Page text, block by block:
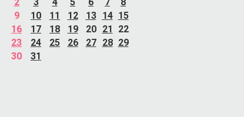
9
10 11 12 13 14 15
16
17 18 19 20 21
22
23
24 25 26 27 28 29
30
31